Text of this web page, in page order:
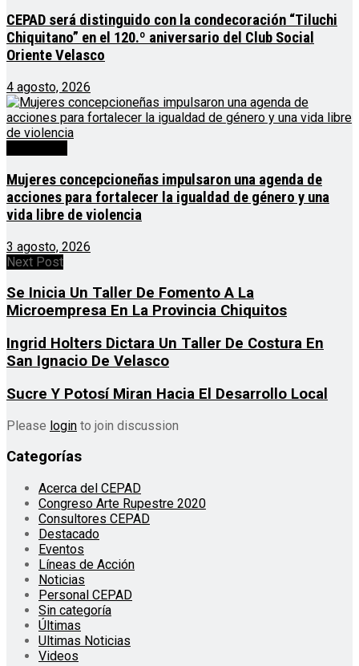
CEPAD será distinguido con la condecoración “Tiluchi
Chiquitano” en el 120.º aniversario del Club Social
Oriente Velasco
4 agosto, 2026
Mujeres concepcioneñas impulsaron una agenda de
acciones para fortalecer la igualdad de género y una
vida libre de violencia
3 agosto, 2026
Next Post
Se Inicia Un Taller De Fomento A La
Microempresa En La Provincia Chiquitos
Ingrid Holters Dictara Un Taller De Costura En
San Ignacio De Velasco
Sucre Y Potosí Miran Hacia El Desarrollo Local
Please login to join discussion
Categorías
Acerca del CEPAD
Congreso Arte Rupestre 2020
Consultores CEPAD
Destacado
Eventos
Líneas de Acción
Noticias
Personal CEPAD
Sin categoría
Últimas
Ultimas Noticias
Videos